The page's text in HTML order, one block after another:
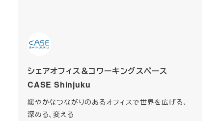
シェアオフィス＆コワーキングスペース
CASE Shinjuku
緩やかなつながりのあるオフィスで世界を広げる、
深める、変える